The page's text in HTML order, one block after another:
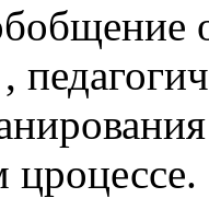
цроцессе.